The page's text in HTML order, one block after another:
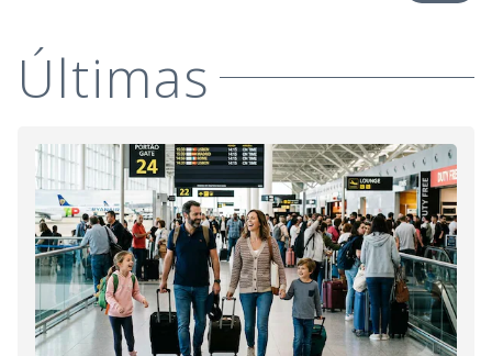
Últimas